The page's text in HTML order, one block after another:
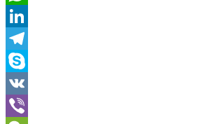
WhatsApp
LinkedIn
Telegram
Skype
VK